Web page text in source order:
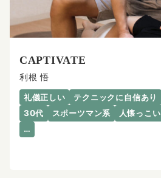
CAPTIVATE
利根 悟
礼儀正しい テクニックに自信あり
30代
スポーツマン系 人懐っこい
…